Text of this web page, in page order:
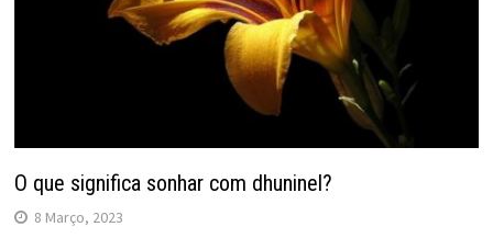
O que significa sonhar com dhuninel?
8 Março, 2023